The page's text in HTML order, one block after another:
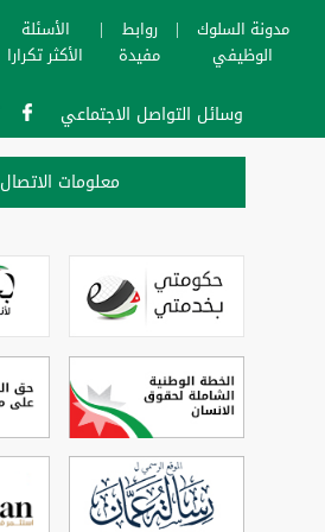
مدونة السلوك
الوظيفي
روابط
مفيدة
الأسئلة
الأكثر تكرارا
وسائل التواصل الاجتماعي
معلومات الاتصال